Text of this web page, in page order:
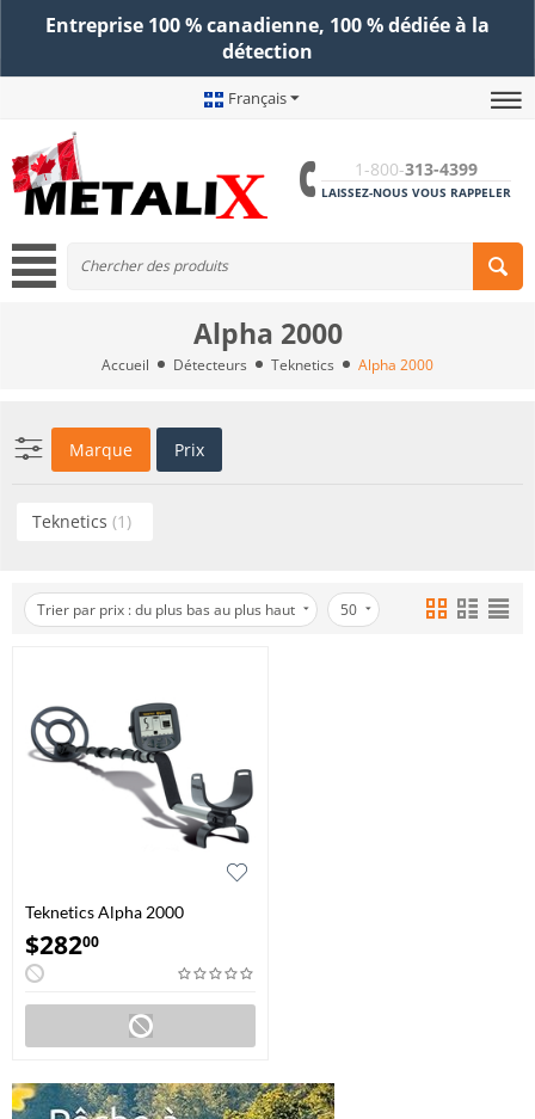
Entreprise 100 % canadienne, 100 % dédiée à la
détection
Français
1-800-313-4399
LAISSEZ-NOUS VOUS RAPPELER
Alpha 2000
Accueil Détecteurs Teknetics Alpha 2000
Marque Prix
Teknetics (1)
Trier par prix : du plus bas au plus haut 50
Teknetics Alpha 2000
$28200